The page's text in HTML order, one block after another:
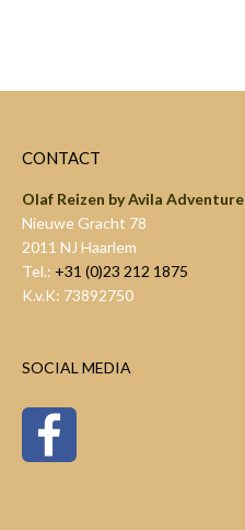
CONTACT
Olaf Reizen by Avila Adventure
Nieuwe Gracht 78
2011 NJ Haarlem
Tel.: +31 (0)23 212 1875
K.v.K: 73892750
SOCIAL MEDIA